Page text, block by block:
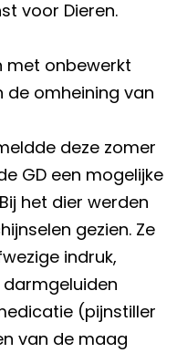
voor Dieren.
met onbewerkt
omheining van
deze zomer
GD een mogelijke
het dier werden
gezien. Ze
indruk,
(pijnstiller
van de maag